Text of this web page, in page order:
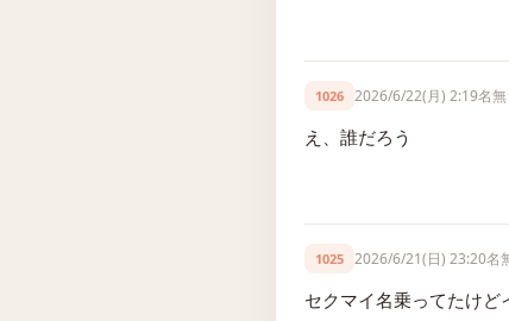
1026 2026/6/22(月) 2:19名無
え、誰だろう
1025 2026/6/21(日) 23:20名
セクマイ名乗ってたけ